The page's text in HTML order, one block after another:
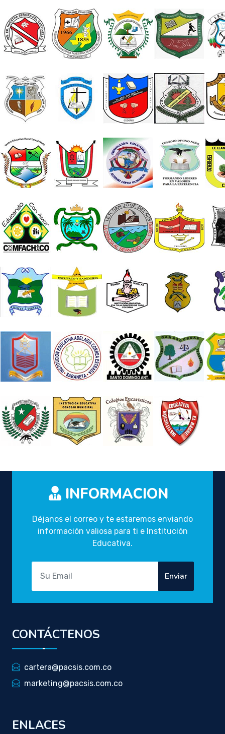
INFORMACION
Déjanos el correo y te estaremos enviando
información valiosa para ti e Institución
Educativa.
Enviar
CONTÁCTENOS
cartera@pacsis.com.co
marketing@pacsis.com.co
ENLACES